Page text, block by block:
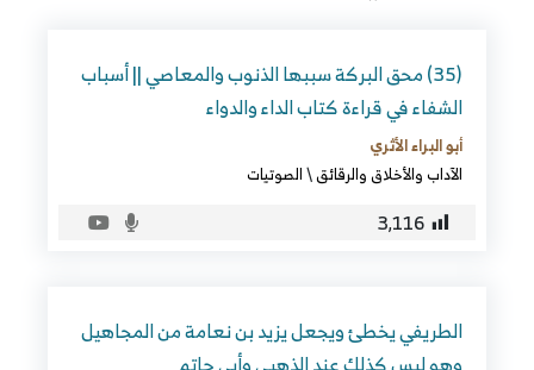
(35) محق البركة سببها الذنوب والمعاصي || أسباب
الشفاء في قراءة كتاب الداء والدواء
أبو البراء الأثري
الآداب والأخلاق والرقائق\الصوتيات
3٬116
الطريفي يخطئ ويجعل يزيد بن نعامة من المجاهيل